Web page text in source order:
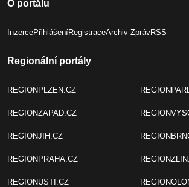
O portálu
InzercePřihlášeníRegistraceArchiv ZprávRSS
Regionální portály
REGIONPLZEN.CZ
REGIONZAPAD.CZ
REGIONJIH.CZ
REGIONPRAHA.CZ
REGIONUSTI.CZ